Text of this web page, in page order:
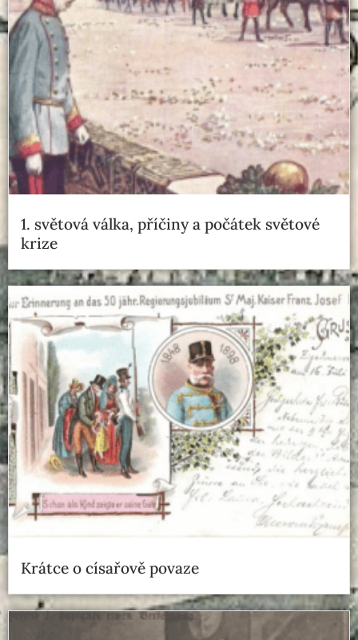
1. světová válka, příčiny a počátek světové
krize
Krátce o císařově povaze